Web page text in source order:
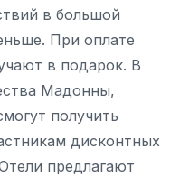
в большой
При оплате
в подарок. В
Мадонны,
получить
дисконтных
предлагают